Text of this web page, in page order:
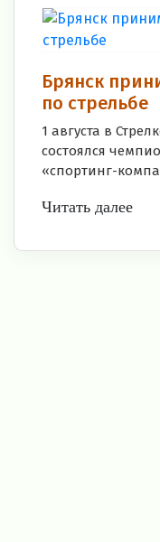
Брянск
по стрельбе
1 августа в
состоялся
«спортинг-
Читать далее